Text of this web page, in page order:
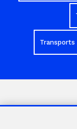
Transports